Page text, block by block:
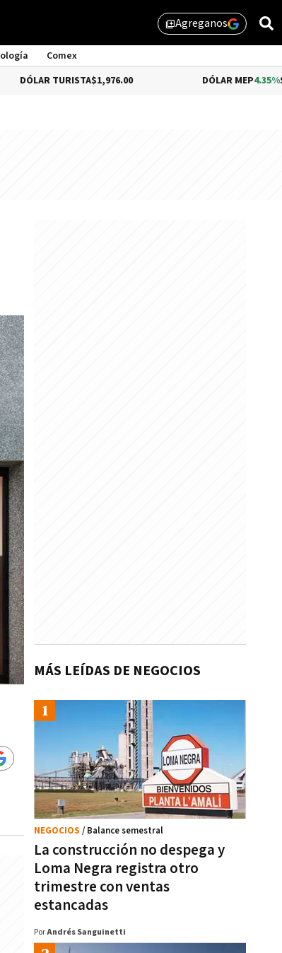
library_addAgreganos
Comex
TURISTA$1,976.00 4.35%$1,579.46
MÁS LEÍDAS DE NEGOCIOS
La construcción no despega y
Loma Negra registra otro
trimestre con ventas
estancadas
NEGOCIOS / Balance semestral
PorAndrés Sanguinetti